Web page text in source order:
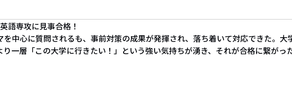
語専攻に見事合格！
中心に質問されるも、事前対策の成果が発揮され、落ち着いて対応できた。大
一層「この大学に行きたい！」という強い気持ちが湧き、それが合格に繋がった